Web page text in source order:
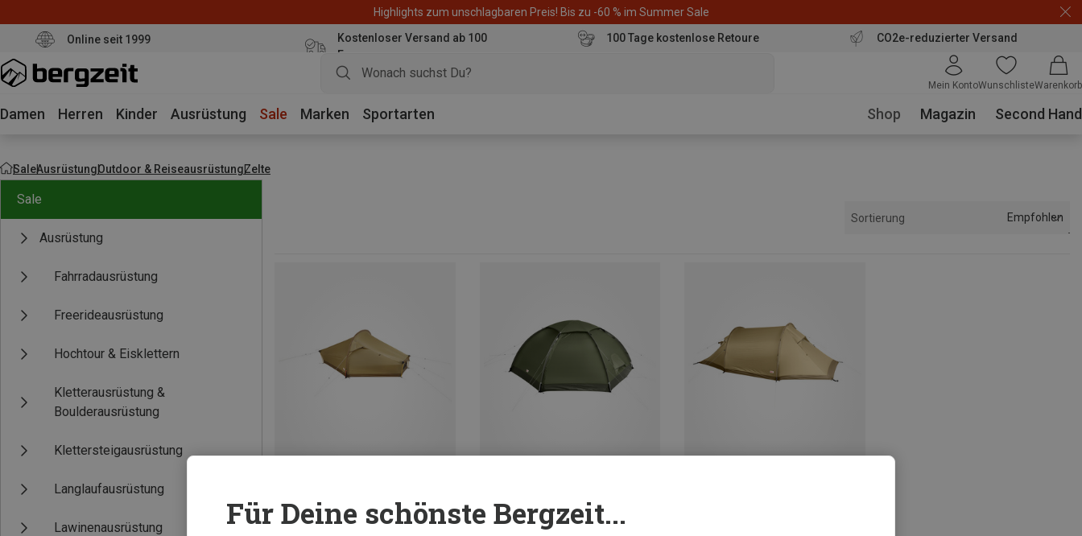
Highlights zum unschlagbaren Preis! Bis zu -60 % im Summer Sale
Online seit 1999
Kostenloser Versand ab 100
Euro
100 Tage kostenlose Retoure CO2e-reduzierter Versand
Mein KontoWunschlisteWarenkorb
Damen Herren Kinder Ausrüstung Sale Marken Sportarten Shop Magazin Second Hand
SaleAusrüstungOutdoor & ReiseausrüstungZelte
Sale
Ausrüstung
Fahrradausrüstung
Freerideausrüstung
Hochtour & Eisklettern
Kletterausrüstung &
Boulderausrüstung
Klettersteigausrüstung
Langlaufausrüstung
Lawinenausrüstung
Sortierung Empfohlen
Du sparst 24% Du sparst 24%
Für Deine schönste Bergzeit...